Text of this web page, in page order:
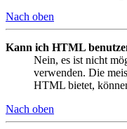
Nach oben
Kann ich HTML
Nein, es ist nicht
verwenden. Die
HTML bietet,
Nach oben